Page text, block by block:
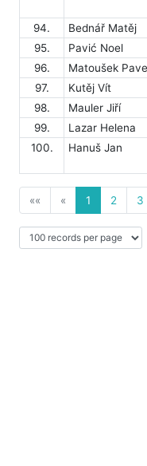
94.
Bednář Matěj
95.
Pavić Noel
96.
Matoušek
97.
Kutěj Vít
98.
Mauler Jiří
99.
Lazar Helena
100.
Hanuš Jan
«« « 1 2 3